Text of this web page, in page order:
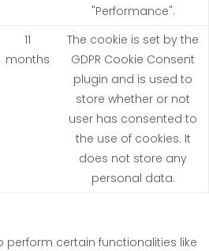
"Performance".
11
months
The cookie is set by the
GDPR Cookie Consent
plugin and is used to
store whether or not
user has consented to
the use of cookies. It
does not store any
personal data.
perform certain functionalities like